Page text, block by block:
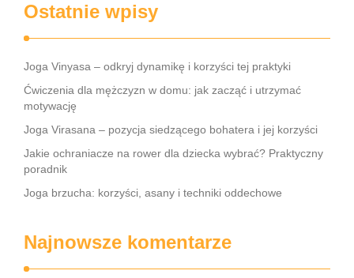
Ostatnie wpisy
Joga Vinyasa – odkryj dynamikę i korzyści tej praktyki
Ćwiczenia dla mężczyzn w domu: jak zacząć i utrzymać
motywację
Joga Virasana – pozycja siedzącego bohatera i jej korzyści
Jakie ochraniacze na rower dla dziecka wybrać? Praktyczny
poradnik
Joga brzucha: korzyści, asany i techniki oddechowe
Najnowsze komentarze